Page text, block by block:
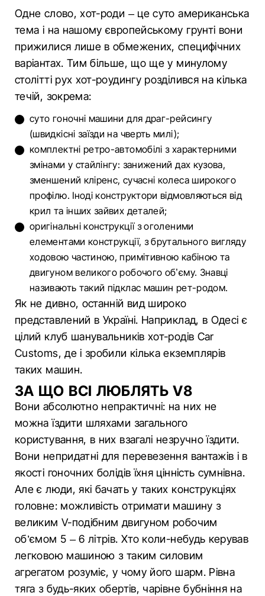
Одне слово, хот-роди – це суто американська
тема і на нашому європейському грунті вони
прижилися лише в обмежених, специфічних
варіантах. Тим більше, що ще у минулому
столітті рух хот-роудингу розділився на кілька
течій, зокрема:
суто гоночні машини для драг-рейсингу
(швидкісні заїзди на чверть милі);
комплектні ретро-автомобілі з характерними
змінами у стайлінгу: занижений дах кузова,
зменшений кліренс, сучасні колеса широкого
профілю. Іноді конструктори відмовляються від
крил та інших зайвих деталей;
оригінальні конструкції з оголеними
елементами конструкції, з брутального вигляду
ходовою частиною, примітивною кабіною та
двигуном великого робочого об’єму. Знавці
називають такий підклас машин рет-родом.
Як не дивно, останній вид широко
представлений в Україні. Наприклад, в Одесі є
цілий клуб шанувальників хот-родів Car
Customs, де і зробили кілька екземплярів
таких машин.
ЗА ЩО ВСІ ЛЮБЛЯТЬ V8
Вони абсолютно непрактичні: на них не
можна їздити шляхами загального
користування, в них взагалі незручно їздити.
Вони непридатні для перевезення вантажів і в
якості гоночних болідів їхня цінність сумнівна.
Але є люди, які бачать у таких конструкціях
головне: можливість отримати машину з
великим V-подібним двигуном робочим
об’ємом 5 – 6 літрів. Хто коли-небудь керував
легковою машиною з таким силовим
агрегатом розуміє, у чому його шарм. Рівна
тяга з будь-яких обертів, чарівне бубніння на